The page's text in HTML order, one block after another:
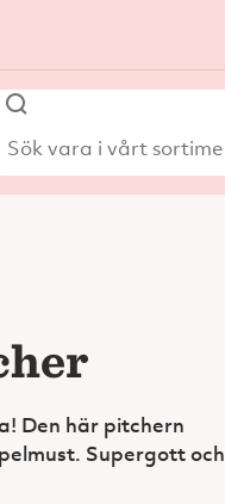
Den här pitchern
Supergott och